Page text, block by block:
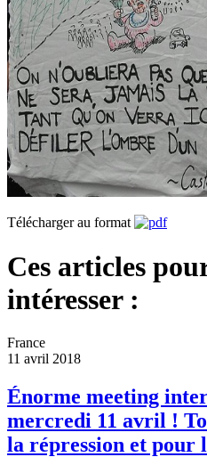
Télécharger au format
Ces articles
intéresser :
France
11 avril 2018
Énorme meeting
mercredi 11 avril !
la répression et pour